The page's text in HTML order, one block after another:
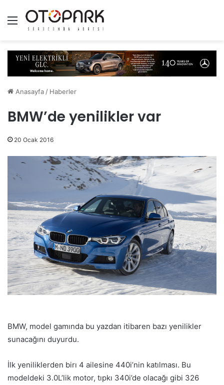
Menü
Anasayfa / Haberler
BMW’de yenilikler var
20 Ocak 2016
BMW, model gamında bu yazdan itibaren bazı yenilikler
sunacağını duyurdu.
İlk yeniliklerden birı 4 ailesine 440i’nin katılması. Bu
modeldeki 3.0L’lik motor, tıpkı 340i’de olacağı gibi 326